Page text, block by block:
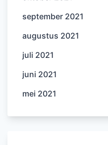
september 2021
augustus 2021
juli 2021
juni 2021
mei 2021